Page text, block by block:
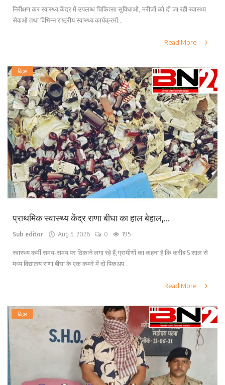
निरीक्षण कर स्वास्थ्य केंद्र में उपलब्ध चिकित्सा सुविधाओं, मरीजों को दी जा रही स्वास्थ्य
सेवाओं तथा विभिन्न राष्ट्रीय स्वास्थ्य कार्यक्रमों...
Read More
बिहार
प्राथमिक स्वास्थ्य केंद्र राणा बीघा का हाल बेहाल,...
Sub editor Aug 5, 2026 0 195
स्वास्थ्य कर्मी समय-समय पर ठिकाने लगा रहे हैं,ग्रामीणों का कहना है कि करीब 5 साल से
मध्य विद्यालय राणा बीघा के एक कमरे में दो पिकअप...
Read More
बिहार